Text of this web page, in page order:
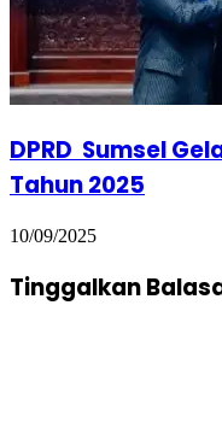
DPRD Sumsel
Tahun 2025
10/09/2025
Tinggalkan